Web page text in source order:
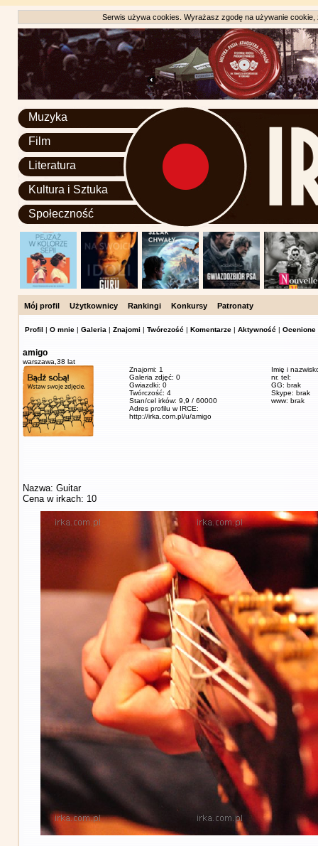
Serwis używa cookies. Wyrażasz zgodę na używanie
Muzyka
Film
Literatura
Kultura i Sztuka
Społeczność
Mój profil Użytkownicy Rankingi Konkursy Patronaty
Profil | O mnie | Galeria | Znajomi | Twórczość | Komentarze | Aktywność | Ocenione
amigo
warszawa, 38 lat
Znajomi: 1
Galeria zdjęć: 0
Gwiazdki: 0
Twórczość: 4
Stan/cel irków: 9,9 / 60000
Adres profilu w IRCE:
http://irka.com.pl/u/amigo
Imię i
nr. tel:
GG: brak
Skype: brak
www: brak
Nazwa: Guitar
Cena w irkach: 10